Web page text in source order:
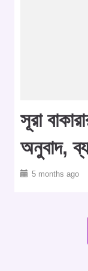
সূরা
অনুবাদ,
5 months ago